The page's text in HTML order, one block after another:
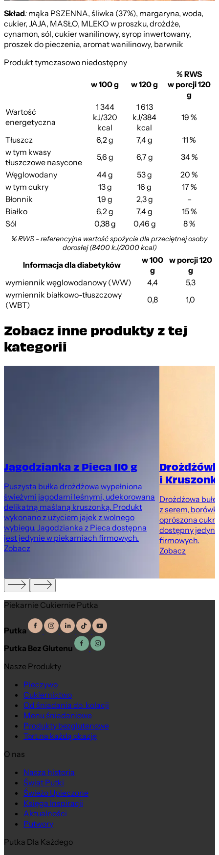
Sezonowa z Malinami 120g
Skład:mąka PSZENNA, śliwka (37%), margaryna, woda,
cukier, JAJA, MASŁO, MLEKO w proszku, drożdże,
cynamon, sól, cukier wanilinowy, syrop inwertowany,
proszek do pieczenia, aromat wanilinowy, barwnik
Produkt tymczasowo niedostępny
w 100 g w 120 g
% RWS
w porcji 120
g
Wartość
energetyczna
1 344
kJ/320
kcal
1 613
kJ/384
kcal
19 %
Tłuszcz 6,2 g 7,4 g
11 %
w tym kwasy
tłuszczowe nasycone
5,6 g 6,7 g
34 %
Węglowodany
44 g 53 g
20 %
w tym cukry
13 g 16 g
17 %
Błonnik
1,9 g 2,3 g
–
Białko
6,2 g 7,4 g
15 %
Sól
0,38 g 0,46 g 8 %
% RWS - referencyjna wartość spożycia dla przeciętnej osoby
dorosłej (8400 kJ/2000 kcal)
Informacja dla diabetyków
w 100
g
w porcji 120
g
wymiennik węglowodanowy (WW)
4,4
5,3
wymiennik białkowo-tłuszczowy
(WBT)
0,8 1,0
Zobacz inne produkty z tej
kategorii
Jagodzianka z Pieca 110 g
Puszysta bułka drożdżowa wypełniona
świeżymi jagodami leśnymi, udekorowana
delikatną maślaną kruszonką. Produkt
wykonano z użyciem jajek z wolnego
wybiegu. Jagodzianka z Pieca dostępna
jest jedynie w piekarniach firmowych.
Zobacz
i
Drożdżowa
z serem,
oprószona
dostępny
firmowych.
Zobacz
Piekarnie Cukiernie Putka
Putka
Putka Bez Glutenu
Nasze Produkty
Pieczywo
Cukiernictwo
Od śniadania do kolacji
Menu śniadaniowe
Produkty bezglutenowe
Tort na każdą okazję
O nas
Nasza historia
Świat Putki
Świeżo Upieczone
Księga Inspiracji
Aktualności
Putwory
Putka Dla Każdego